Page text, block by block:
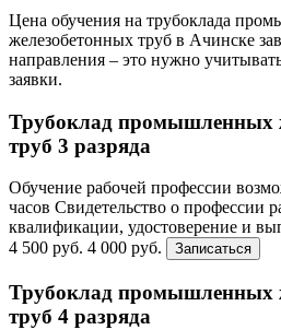
Цена обучения на трубоклада
железобетонных труб в Ачинске
направления – это нужно
заявки.
Трубоклад промышленных
труб 3 разряда
Обучение рабочей профессии
часов Свидетельство о профессии
квалификации, удостоверение и
4 500 руб. 4 000 руб. Записаться
Трубоклад промышленных
труб 4 разряда